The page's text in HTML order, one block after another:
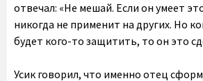
отвечал: «Не мешай. Если он умеет
никогда не применит на других. Но
будет кого-то защитить, то он это
Усик говорил, что именно отец